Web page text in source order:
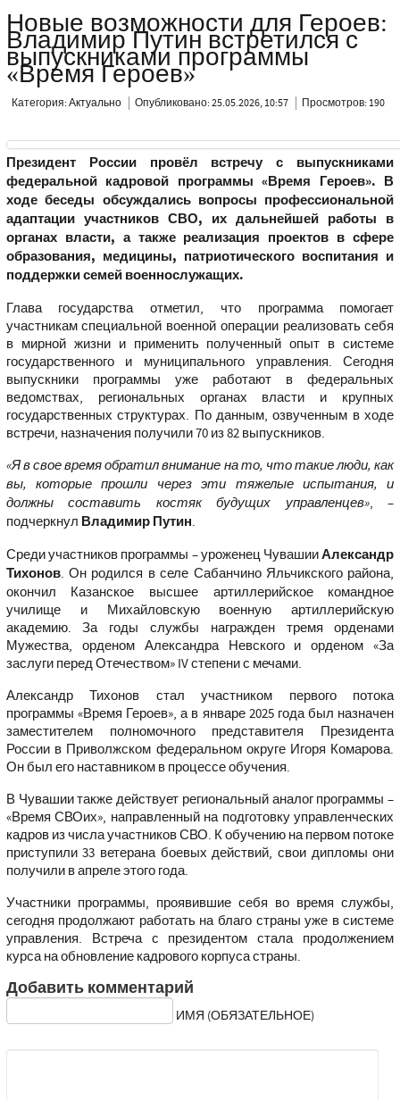
Новые возможности для Героев:
Владимир Путин встретился с
выпускниками программы
«Время Героев»
Категория: Актуально Опубликовано: 25.05.2026, 10:57 Просмотров: 190
Президент России провёл встречу с выпускниками
федеральной кадровой программы «Время Героев». В
ходе беседы обсуждались вопросы профессиональной
адаптации участников СВО, их дальнейшей работы в
органах власти, а также реализация проектов в сфере
образования, медицины, патриотического воспитания и
поддержки семей военнослужащих.
Глава государства отметил, что программа помогает
участникам специальной военной операции реализовать себя
в мирной жизни и применить полученный опыт в системе
государственного и муниципального управления. Сегодня
выпускники программы уже работают в федеральных
ведомствах, региональных органах власти и крупных
государственных структурах. По данным, озвученным в ходе
встречи, назначения получили 70 из 82 выпускников.
«Я в свое время обратил внимание на то, что такие люди, как
вы, которые прошли через эти тяжелые испытания, и
должны составить костяк будущих управленцев», –
подчеркнул Владимир Путин.
Среди участников программы – уроженец ЧувашииАлександр
Тихонов. Он родился в селе Сабанчино Яльчикского района,
окончил Казанское высшее артиллерийское командное
училище и Михайловскую военную артиллерийскую
академию. За годы службы награжден тремя орденами
Мужества, орденом Александра Невского и орденом «За
заслуги перед Отечеством» IV степени с мечами.
Александр Тихонов стал участником первого потока
программы «Время Героев», а в январе 2025 года был назначен
заместителем полномочного представителя Президента
России в Приволжском федеральном округе Игоря Комарова.
Он был его наставником в процессе обучения.
В Чувашии также действует региональный аналог программы –
«Время СВОих», направленный на подготовку управленческих
кадров из числа участников СВО. К обучению на первом потоке
приступили 33 ветерана боевых действий, свои дипломы они
получили в апреле этого года.
Участники программы, проявившие себя во время службы,
сегодня продолжают работать на благо страны уже в системе
управления. Встреча с президентом стала продолжением
курса на обновление кадрового корпуса страны.
Добавить комментарий
ИМЯ (ОБЯЗАТЕЛЬНОЕ)